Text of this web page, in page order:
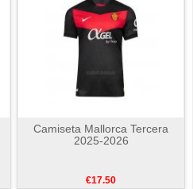
Camiseta Mallorca Tercera
2025-2026
€17.50